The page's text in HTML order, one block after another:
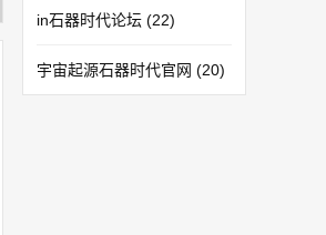
in石器时代论坛 (22)
宇宙起源石器时代官网 (20)